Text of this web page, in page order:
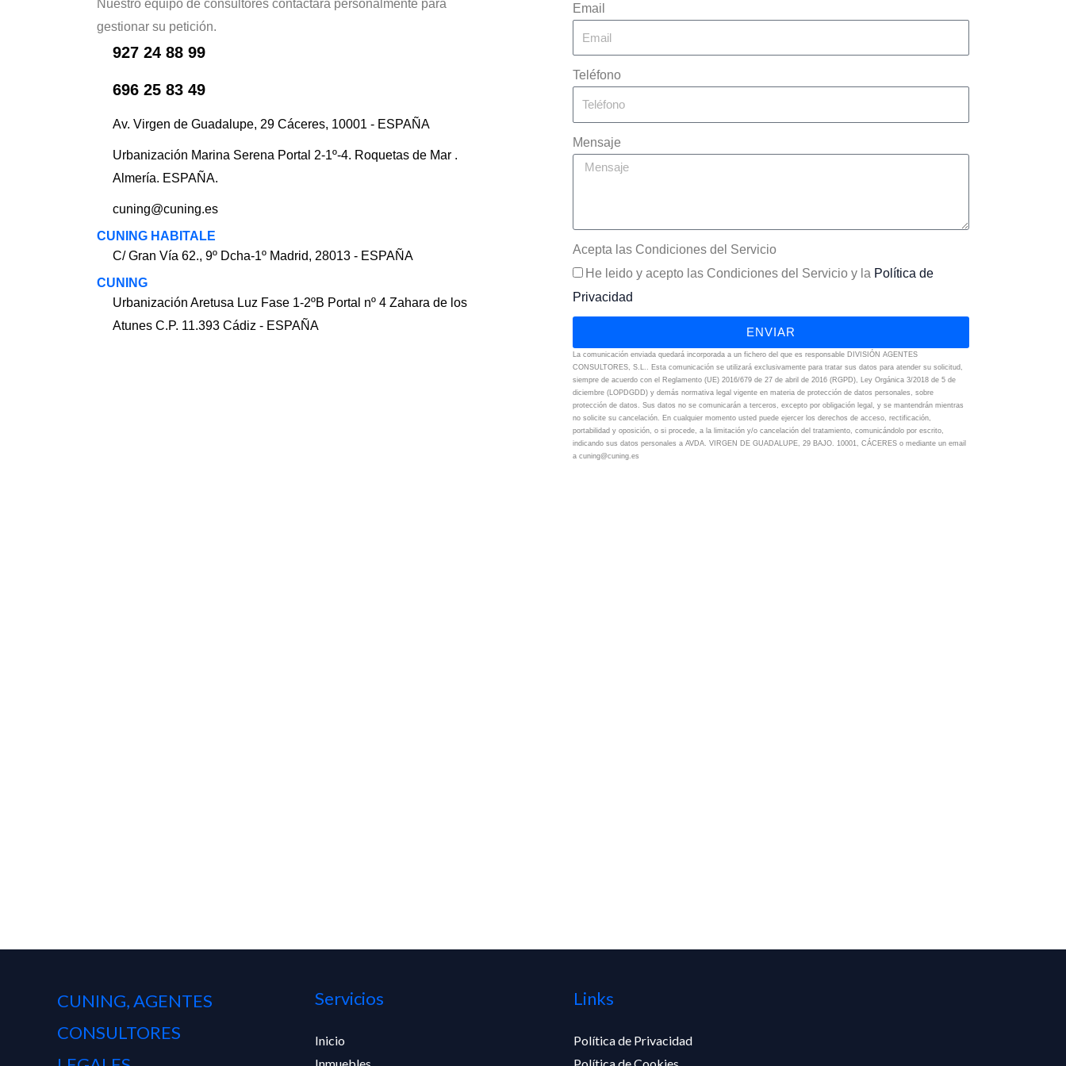
Nuestro equipo de consultores contactará personalmente para
gestionar su petición.
927 24 88 99
696 25 83 49
Av. Virgen de Guadalupe, 29 Cáceres, 10001 - ESPAÑA
Urbanización Marina Serena Portal 2-1º-4. Roquetas de Mar .
Almería. ESPAÑA.
cuning@cuning.es
CUNING HABITALE
C/ Gran Vía 62., 9º Dcha-1º Madrid, 28013 - ESPAÑA
CUNING
Urbanización Aretusa Luz Fase 1-2ºB Portal nº 4 Zahara de los
Atunes C.P. 11.393 Cádiz - ESPAÑA
Email
Teléfono
Mensaje
Acepta las Condiciones del Servicio
He leido y acepto las Condiciones del Servicio y la Política de
Privacidad
ENVIAR
A
l
t
e
r
La comunicación enviada quedará incorporada a un fichero del que es responsable DIVISIÓN AGENTES
CONSULTORES, S.L.. Esta comunicación se utilizará exclusivamente para tratar sus datos para atender su solicitud,
siempre de acuerdo con el Reglamento (UE) 2016/679 de 27 de abril de 2016 (RGPD), Ley Orgánica 3/2018 de 5 de
diciembre (LOPDGDD) y demás normativa legal vigente en materia de protección de datos personales, sobre
protección de datos. Sus datos no se comunicarán a terceros, excepto por obligación legal, y se mantendrán mientras
no solicite su cancelación. En cualquier momento usted puede ejercer los derechos de acceso, rectificación,
portabilidad y oposición, o si procede, a la limitación y/o cancelación del tratamiento, comunicándolo por escrito,
indicando sus datos personales a AVDA. VIRGEN DE GUADALUPE, 29 BAJO. 10001, CÁCERES o mediante un email
a cuning@cuning.es
CUNING, AGENTES
CONSULTORES
Servicios
Inicio
Links
Política de Privacidad